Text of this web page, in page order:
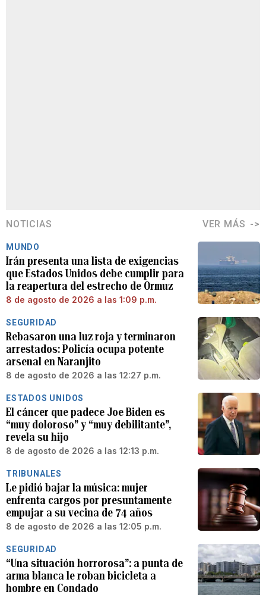
NOTICIAS VER MÁS
MUNDO
Irán presenta una lista de exigencias
que Estados Unidos debe cumplir para
la reapertura del estrecho de Ormuz
8 de agosto de 2026 a las 1:09 p.m.
SEGURIDAD
Rebasaron una luz roja y terminaron
arrestados: Policía ocupa potente
arsenal en Naranjito
8 de agosto de 2026 a las 12:27 p.m.
ESTADOS UNIDOS
El cáncer que padece Joe Biden es
“muy doloroso” y “muy debilitante”,
revela su hijo
8 de agosto de 2026 a las 12:13 p.m.
TRIBUNALES
Le pidió bajar la música: mujer
enfrenta cargos por presuntamente
empujar a su vecina de 74 años
8 de agosto de 2026 a las 12:05 p.m.
SEGURIDAD
“Una situación horrorosa”: a punta de
arma blanca le roban bicicleta a
hombre en Condado